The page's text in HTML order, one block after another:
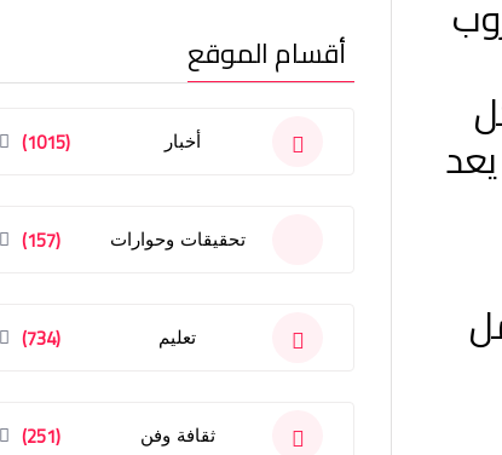
أقسام الموقع
أخبار (1015)
تحقيقات وحوارات (157)
تعليم (734)
ثقافة وفن (251)